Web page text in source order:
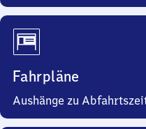
Fahrpläne
Aushänge zu